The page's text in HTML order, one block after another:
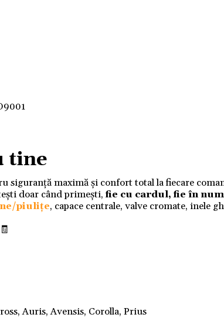
tine
siguranță maximă și confort total la fiecare
doar când primești,fie cu cardul, fie în
piulițe, capace centrale, valve cromate, inele
Auris, Avensis, Corolla, Prius